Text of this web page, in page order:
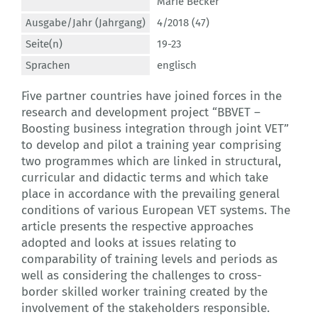
Ausgabe/Jahr (Jahrgang)
4/2018 (47)
Seite(n)
19-23
Sprachen
englisch
Five partner countries have joined forces in the
research and development project “BBVET –
Boosting business integration through joint VET”
to develop and pilot a training year comprising
two programmes which are linked in structural,
curricular and didactic terms and which take
place in accordance with the prevailing general
conditions of various European VET systems. The
article presents the respective approaches
adopted and looks at issues relating to
comparability of training levels and periods as
well as considering the challenges to cross-
border skilled worker training created by the
involvement of the stakeholders responsible.